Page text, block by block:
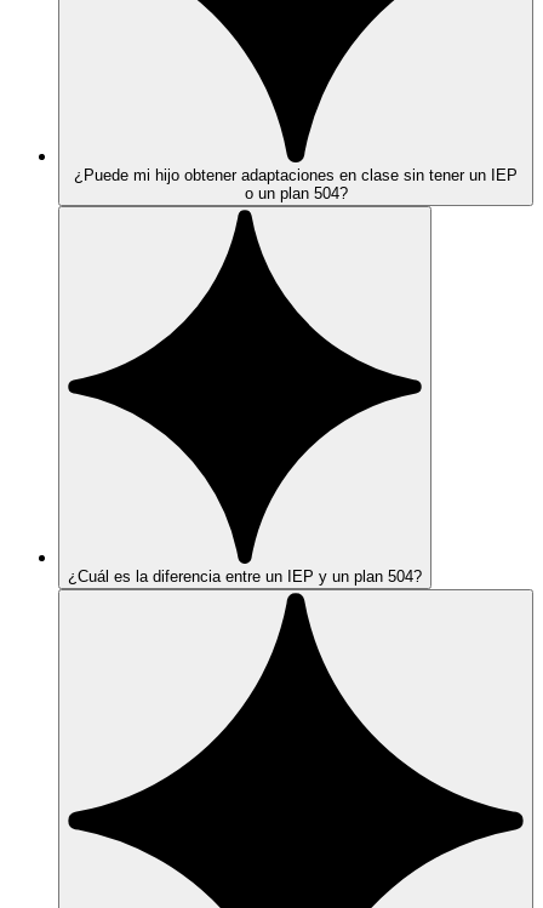
¿Puede mi hijo obtener adaptaciones en clase sin tener un IEP
o un plan 504?
¿Cuál es la diferencia entre un IEP y un plan 504?